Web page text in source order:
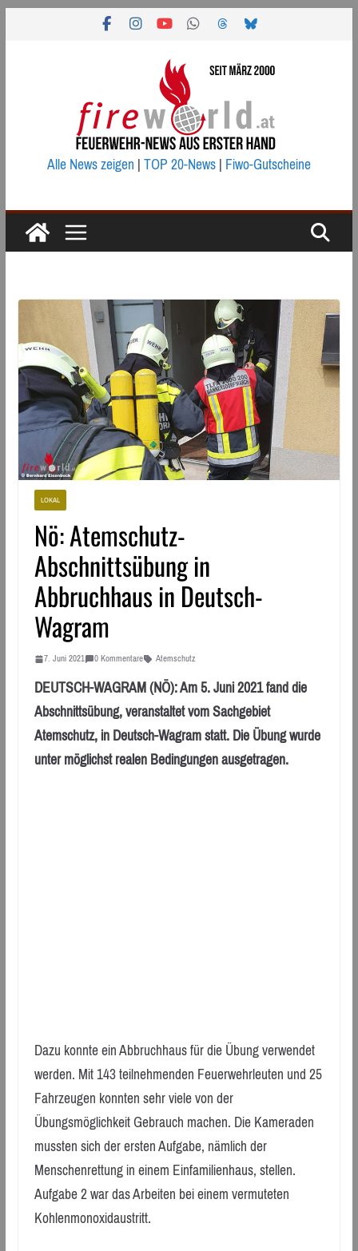
Alle News zeigen|TOP 20-News|Fiwo-Gutscheine
LOKAL
Nö: Atemschutz-
Abschnittsübung in
Abbruchhaus in Deutsch-
Wagram
7. Juni 2021 0 Kommentare Atemschutz
DEUTSCH-WAGRAM (NÖ): Am 5. Juni 2021 fand die
Abschnittsübung, veranstaltet vom Sachgebiet
Atemschutz, in Deutsch-Wagram statt. Die Übung wurde
unter möglichst realen Bedingungen ausgetragen.
Dazu konnte ein Abbruchhaus für die Übung verwendet
werden. Mit 143 teilnehmenden Feuerwehrleuten und 25
Fahrzeugen konnten sehr viele von der
Übungsmöglichkeit Gebrauch machen. Die Kameraden
mussten sich der ersten Aufgabe, nämlich der
Menschenrettung in einem Einfamilienhaus, stellen.
Aufgabe 2 war das Arbeiten bei einem vermuteten
Kohlenmonoxidaustritt.